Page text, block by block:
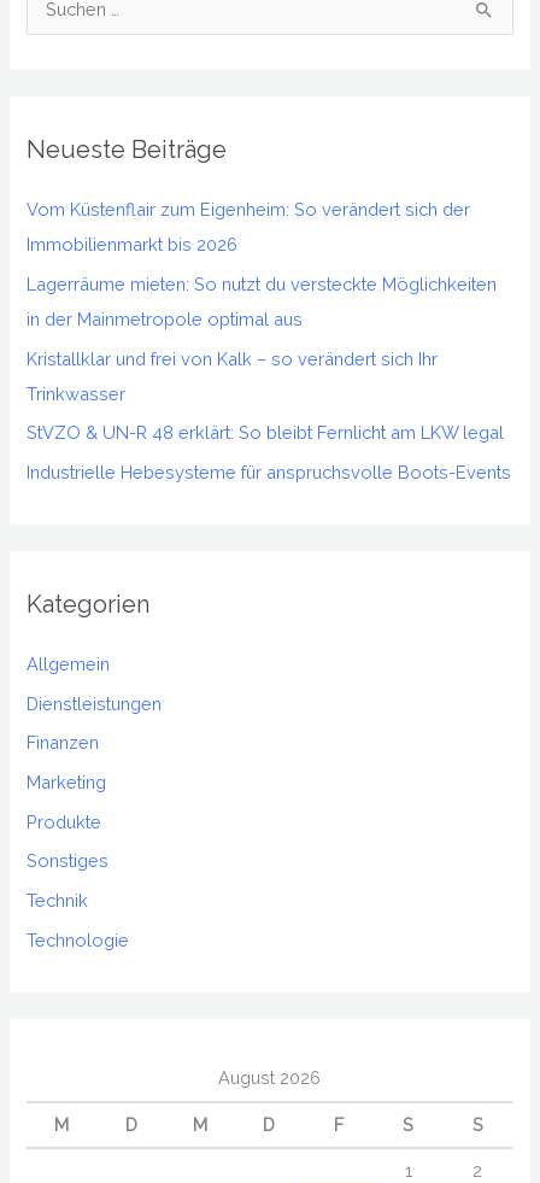
e
c
h
:
Neueste Beiträge
Vom Küstenflair zum Eigenheim: So verändert sich der
Immobilienmarkt bis 2026
Lagerräume mieten: So nutzt du versteckte Möglichkeiten
in der Mainmetropole optimal aus
Kristallklar und frei von Kalk – so verändert sich Ihr
Trinkwasser
StVZO & UN-R 48 erklärt: So bleibt Fernlicht am LKW legal
Industrielle Hebesysteme für anspruchsvolle Boots-Events
Kategorien
Allgemein
Dienstleistungen
Finanzen
Marketing
Produkte
Sonstiges
Technik
Technologie
August 2026
M D M D F S S
1
2